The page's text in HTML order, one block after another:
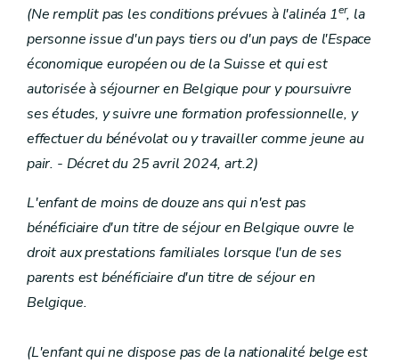
Art.
Titre XI Disposition finale
(Ne remplit pas les conditions prévues à l'alinéa 1er, la
personne issue d'un pays tiers ou d'un pays de l'Espace
économique européen ou de la Suisse et qui est
autorisée à séjourner en Belgique pour y poursuivre
ses études, y suivre une formation professionnelle, y
effectuer du bénévolat ou y travailler comme jeune au
pair. - Décret du 25 avril 2024, art.2)
L'enfant de moins de douze ans qui n'est pas
bénéficiaire d'un titre de séjour en Belgique ouvre le
droit aux prestations familiales lorsque l'un de ses
parents est bénéficiaire d'un titre de séjour en
Belgique.
(L'enfant qui ne dispose pas de la nationalité belge est